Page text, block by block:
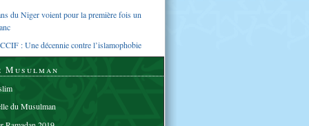
du Niger voient pour la première fois un
: Une décennie contre l’islamophobie
Musulman
du Musulman